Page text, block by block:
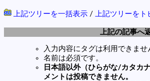
上記ツリーを一括表示 / 上記ツリーを
上記の記事へ
入力内容にタグは利用できませ
名前は必須です。
日本語以外（ひらがな/カタカ
メントは投稿できません。